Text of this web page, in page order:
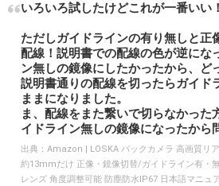
いろいろ試したけどこれが一番いい！
ただしガイドラインの有り無しと正
配線！説明書での配線の色が逆にな
ン無しの鏡像にしたかったから、ど
説明書通りの配線を切ったらガイド
ままになりました。
ま、配線をまた繋いで切らなかった
イドライン無しの鏡像になったから
出典： Amazon | LOSKA バックカメラ 高画質リ
約13mmだけ 正像・鏡像切替/ガイドライン有・
レンズ 角度調整可能 防塵防水IP67 日本語マニュ